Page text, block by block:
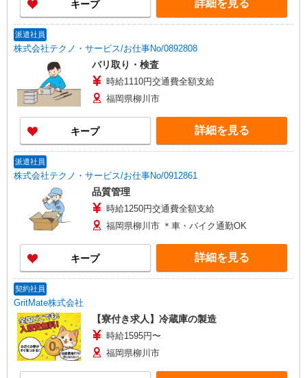
キープ 詳細を見る
派遣社員
株式会社テクノ・サービス/お仕事No/0892808
バリ取り・検査
時給1110円交通費全額支給
福岡県柳川市
キープ 詳細を見る
派遣社員
株式会社テクノ・サービス/お仕事No/0912861
品質管理
時給1250円交通費全額支給
福岡県柳川市 ＊車・バイク通勤OK
キープ 詳細を見る
契約社員
GritMate株式会社
【寮付き求人】冷蔵庫の製造
時給1595円〜
福岡県柳川市